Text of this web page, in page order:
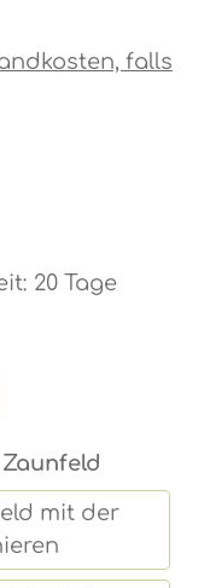
falls
von 0 von 5
20 Tage
mit der